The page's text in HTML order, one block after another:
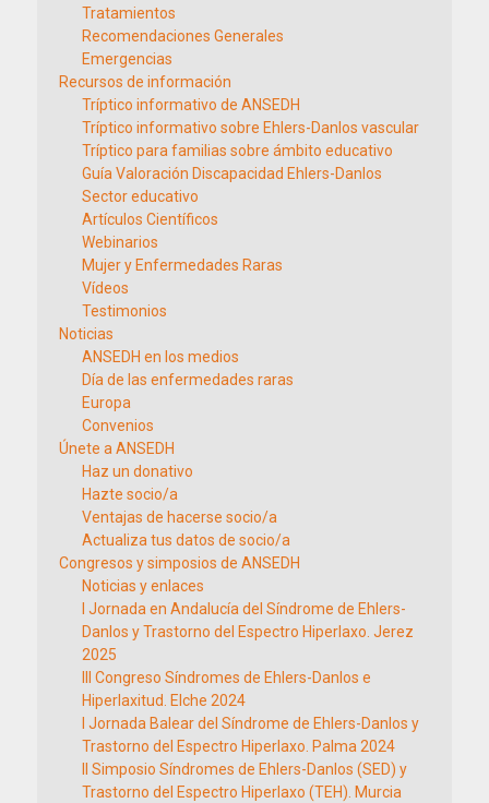
Tratamientos
Recomendaciones Generales
Emergencias
Recursos de información
Tríptico informativo de ANSEDH
Tríptico informativo sobre Ehlers-Danlos vascular
Tríptico para familias sobre ámbito educativo
Guía Valoración Discapacidad Ehlers-Danlos
Sector educativo
Artículos Científicos
Webinarios
Mujer y Enfermedades Raras
Vídeos
Testimonios
Noticias
ANSEDH en los medios
Día de las enfermedades raras
Europa
Convenios
Únete a ANSEDH
Haz un donativo
Hazte socio/a
Ventajas de hacerse socio/a
Actualiza tus datos de socio/a
Congresos y simposios de ANSEDH
Noticias y enlaces
I Jornada en Andalucía del Síndrome de Ehlers-
Danlos y Trastorno del Espectro Hiperlaxo. Jerez
2025
III Congreso Síndromes de Ehlers-Danlos e
Hiperlaxitud. Elche 2024
I Jornada Balear del Síndrome de Ehlers-Danlos y
Trastorno del Espectro Hiperlaxo. Palma 2024
II Simposio Síndromes de Ehlers-Danlos (SED) y
Trastorno del Espectro Hiperlaxo (TEH). Murcia